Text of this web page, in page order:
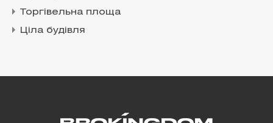
Торгівельна площа
Ціла будівля